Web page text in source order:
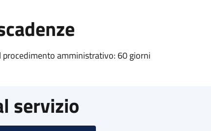
procedimento amministrativo: 60 giorni
servizio